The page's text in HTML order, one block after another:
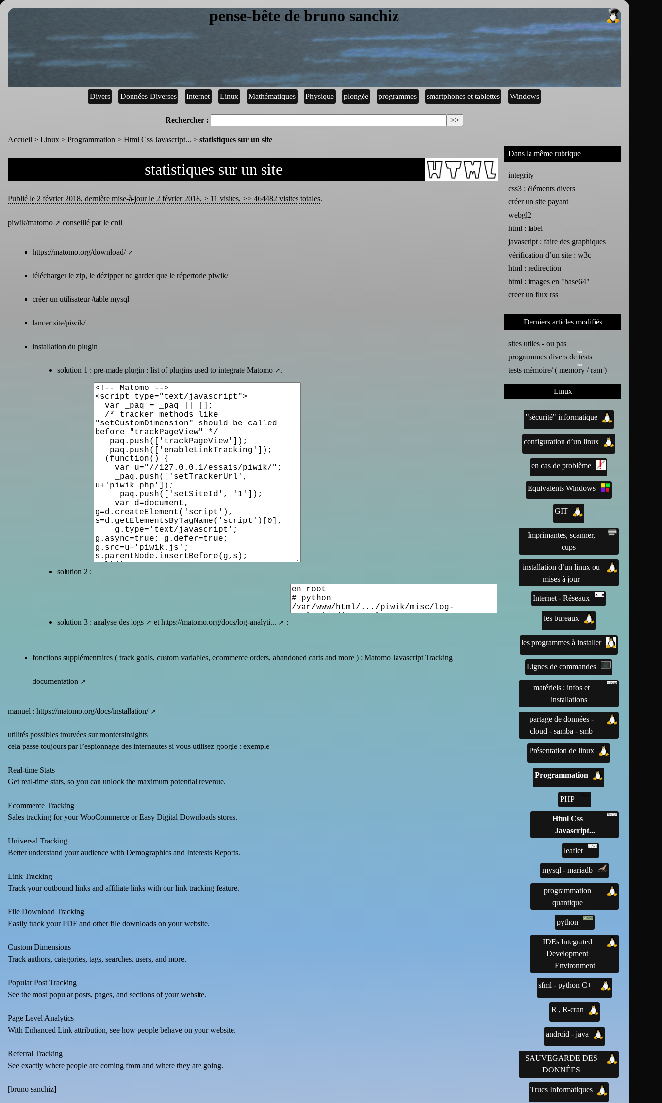
pense-bête de bruno sanchiz
Divers Données Diverses Internet Linux Mathématiques Physique plongée programmes smartphones et tablettes Windows
Rechercher :
Accueil > Linux > Programmation > Html Css Javascript... > statistiques sur un site
statistiques sur un site
Publié le 2 février 2018, dernière mise-à-jour le 2 février 2018, > 11 visites, >> 464482 visites totales.
piwik/matomo conseillé par le cnil
https://matomo.org/download/
télécharger le zip, le dézipper ne garder que le répertorie piwik/
créer un utilisateur /table mysql
lancer site/piwik/
installation du plugin
solution 1 : pre-made plugin : list of plugins used to integrate Matomo .
solution 2 :
solution 3 : analyse des logs et https://matomo.org/docs/log-analyti... :
fonctions supplémentaires ( track goals, custom variables, ecommerce orders, abandoned carts and more ) : Matomo Javascript Tracking
documentation
manuel : https://matomo.org/docs/installation/
utilités possibles trouvées sur montersinsights
cela passe toujours par l’espionnage des internautes si vous utilisez google : exemple
Real-time Stats
Get real-time stats, so you can unlock the maximum potential revenue.
Ecommerce Tracking
Sales tracking for your WooCommerce or Easy Digital Downloads stores.
Universal Tracking
Better understand your audience with Demographics and Interests Reports.
Link Tracking
Track your outbound links and affiliate links with our link tracking feature.
File Download Tracking
Easily track your PDF and other file downloads on your website.
Custom Dimensions
Track authors, categories, tags, searches, users, and more.
Popular Post Tracking
See the most popular posts, pages, and sections of your website.
Page Level Analytics
With Enhanced Link attribution, see how people behave on your website.
Referral Tracking
See exactly where people are coming from and where they are going.
[bruno sanchiz]
Dans la même rubrique
integrity
css3 : éléments divers
créer un site payant
webgl2
html : label
javascript : faire des graphiques
vérification d’un site : w3c
html : redirection
html : images en "base64"
créer un flux rss
Derniers articles modifiés
sites utiles - ou pas
programmes divers de tests
tests mémoire/ ( memory / ram )
Linux
"sécurité" informatique
configuration d’un linux
en cas de problème
Equivalents Windows
GIT
Imprimantes, scanner,
cups
installation d’un linux ou
mises à jour
Internet - Réseaux
les bureaux
les programmes à installer
Lignes de commandes
matériels : infos et
installations
partage de données -
cloud - samba - smb
Présentation de linux
Programmation
PHP
Html Css
Javascript...
leaflet
mysql - mariadb
programmation
quantique
python
IDEs Integrated
Development
Environment
sfml - python C++
R , R-cran
android - java
SAUVEGARDE DES
DONNÉES
Trucs Informatiques